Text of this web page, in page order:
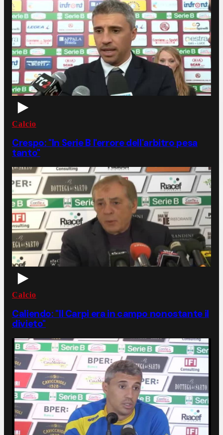
Calcio
Crespo: "In Serie B l'errore dell'arbitro pesa
tanto"
Calcio
Caliendo: "Il Carpi era in campo nonostante il
divieto"